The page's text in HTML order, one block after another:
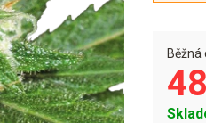
Běžná